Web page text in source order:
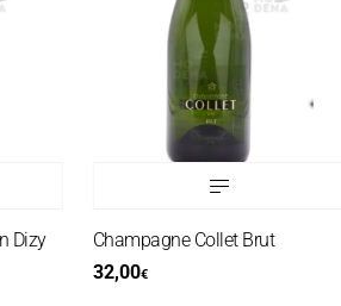
Champagne Collet Brut
32,00€